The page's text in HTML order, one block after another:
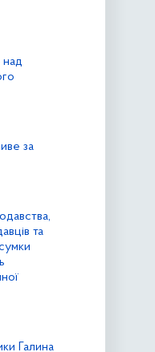
над
за
та
Галина